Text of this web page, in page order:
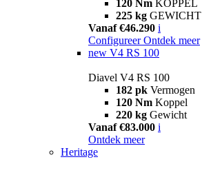
120 Nm KOPPEL
225 kg GEWICHT
Vanaf €46.290 i
Configureer Ontdek meer
new V4 RS 100
Diavel V4 RS 100
182 pk Vermogen
120 Nm Koppel
220 kg Gewicht
Vanaf €83.000 i
Ontdek meer
Heritage